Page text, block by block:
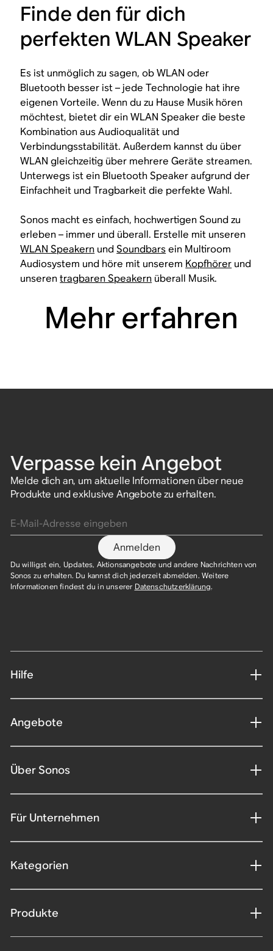
Finde den für dich
perfekten WLAN Speaker
Es ist unmöglich zu sagen, ob WLAN oder
Bluetooth besser ist – jede Technologie hat ihre
eigenen Vorteile. Wenn du zu Hause Musik hören
möchtest, bietet dir ein WLAN Speaker die beste
Kombination aus Audioqualität und
Verbindungsstabilität. Außerdem kannst du über
WLAN gleichzeitig über mehrere Geräte streamen.
Unterwegs ist ein Bluetooth Speaker aufgrund der
Einfachheit und Tragbarkeit die perfekte Wahl.
Sonos macht es einfach, hochwertigen Sound zu
erleben – immer und überall. Erstelle mit unseren
WLAN Speakern undSoundbarsein Multiroom
Audiosystem und höre mit unserem Kopfhörer und
unserentragbaren Speakern überall Musik.
Mehr erfahren
Verpasse kein Angebot
Melde dich an, um aktuelle Informationen über neue
Produkte und exklusive Angebote zu erhalten.
Anmelden
Du willigst ein, Updates, Aktionsangebote und andere Nachrichten von
Sonos zu erhalten. Du kannst dich jederzeit abmelden. Weitere
Informationen findest du in unserer Datenschutzerklärung.​
Hilfe
Angebote
Über Sonos
Für Unternehmen
Kategorien
Produkte